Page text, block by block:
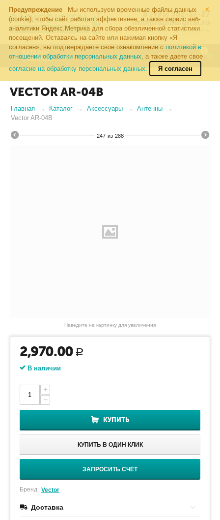
×
Предупреждение
Мы используем временные файлы данных
(cookie), чтобы сайт работал эффективнее, а также сервис веб-
аналитики Яндекс.Метрика для сбора обезличенной статистики
посещений. Оставаясь на сайте или нажимая кнопку «Я
согласен», вы подтверждаете свое ознакомление с политикой в
отношении обработки персональных данных, а также даете свое
согласие на обработку персональных данных.
Я согласен
8 (495) 502-57-27
info@radiodigital.ru
Контакты Перезвонить
КАТАЛОГ
ТОВАРОВ
VECTOR AR-04B
Главная Каталог Аксессуары
Антенны
Vector AR-04B
247 из 288
Наведите на картинку для увеличения
2,970.00 Р
В наличии
+
−
КУПИТЬ
КУПИТЬ В ОДИН КЛИК
ЗАПРОСИТЬ СЧЁТ
Бренд: Vector
Доставка